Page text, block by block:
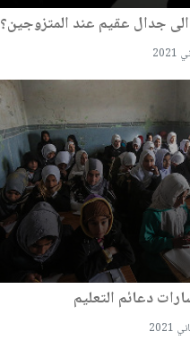
جدال عقيم عند المتزوجين؟
دعائم التعليم